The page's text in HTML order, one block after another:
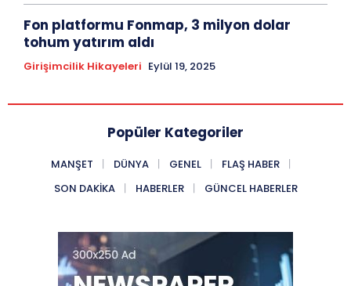
Fon platformu Fonmap, 3 milyon dolar
tohum yatırım aldı
Girişimcilik Hikayeleri Eylül 19, 2025
Popüler Kategoriler
MANŞET DÜNYA GENEL
FLAŞ HABER
SON DAKIKA
HABERLER GÜNCEL HABERLER